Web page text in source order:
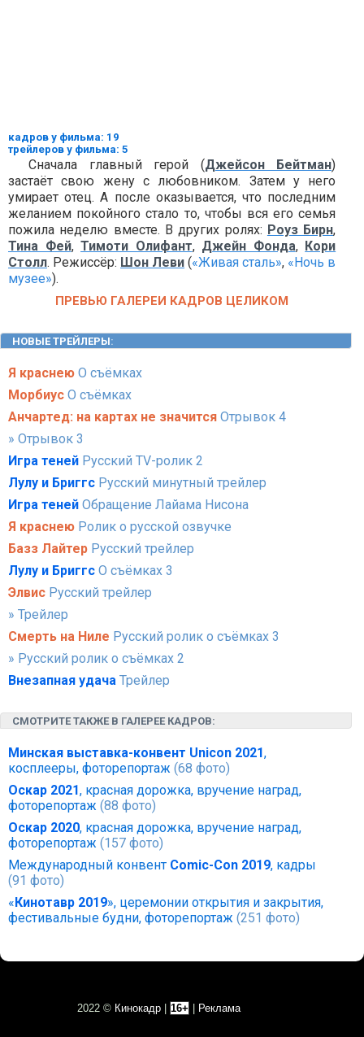
кадров у фильма: 19
трейлеров у фильма: 5
Сначала главный герой (Джейсон Бейтман)
застаёт свою жену с любовником. Затем у него
умирает отец. А после оказывается, что последним
желанием покойного стало то, чтобы вся его семья
пожила неделю вместе. В других ролях: Роуз Бирн,
Тина Фей,Тимоти Олифант, Джейн Фонда, Кори
Столл. Режиссёр: Шон Леви («Живая сталь», «Ночь в
музее»).
ПРЕВЬЮ ГАЛЕРЕИ КАДРОВ ЦЕЛИКОМ
НОВЫЕ ТРЕЙЛЕРЫ:
Я краснею О съёмках
Морбиус О съёмках
Анчартед: на картах не значится Отрывок 4
» Отрывок 3
Игра теней Русский TV-ролик 2
Лулу и Бриггс Русский минутный трейлер
Игра теней Обращение Лайама Нисона
Я краснею Ролик о русской озвучке
Базз Лайтер Русский трейлер
Лулу и Бриггс О съёмках 3
Элвис Русский трейлер
» Трейлер
Смерть на Ниле Русский ролик о съёмках 3
» Русский ролик о съёмках 2
Внезапная удача Трейлер
СМОТРИТЕ ТАКЖЕ В ГАЛЕРЕЕ КАДРОВ:
Минская выставка-конвент Unicon 2021,
косплееры, фоторепортаж (68 фото)
Оскар 2021, красная дорожка, вручение наград,
фоторепортаж (88 фото)
Оскар 2020, красная дорожка, вручение наград,
фоторепортаж (157 фото)
Международный конвент Comic-Con 2019, кадры
(91 фото)
«Кинотавр 2019», церемонии открытия и закрытия,
фестивальные будни, фоторепортаж (251 фото)
2022 © Кинокадр 16+ Реклама